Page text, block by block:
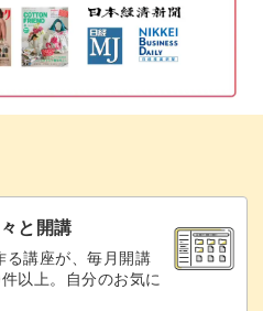
と開講
る講座が、毎月開講
以上。自分のお気に